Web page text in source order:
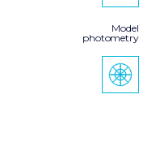
Model
photometry